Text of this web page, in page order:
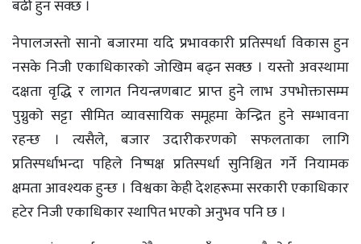
बढी हुन सक्छ ।
नेपालजस्तो सानो बजारमा यदि प्रभावकारी प्रतिस्पर्धा विकास हुन
नसके निजी एकाधिकारको जोखिम बढ्न सक्छ । यस्तो अवस्थामा
दक्षता वृद्धि र लागत नियन्त्रणबाट प्राप्त हुने लाभ उपभोक्तासम्म
पुग्नुको सट्टा सीमित व्यावसायिक समूहमा केन्द्रित हुने सम्भावना
रहन्छ । त्यसैले, बजार उदारीकरणको सफलताका लागि
प्रतिस्पर्धाभन्दा पहिले निष्पक्ष प्रतिस्पर्धा सुनिश्चित गर्ने नियामक
क्षमता आवश्यक हुन्छ । विश्वका केही देशहरूमा सरकारी एकाधिकार
हटेर निजी एकाधिकार स्थापित भएको अनुभव पनि छ ।